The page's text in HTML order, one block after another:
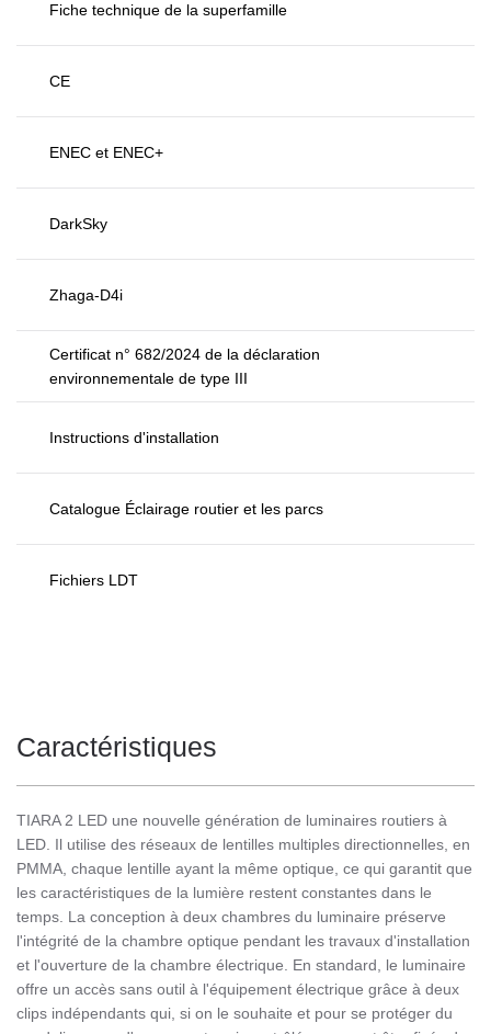
Fiche technique de la superfamille
CE
ENEC et ENEC+
DarkSky
Zhaga-D4i
Certificat n° 682/2024 de la déclaration
environnementale de type III
Instructions d'installation
Catalogue Éclairage routier et les parcs
Fichiers LDT
Caractéristiques
TIARA 2 LED une nouvelle génération de luminaires routiers à
LED. Il utilise des réseaux de lentilles multiples directionnelles, en
PMMA, chaque lentille ayant la même optique, ce qui garantit que
les caractéristiques de la lumière restent constantes dans le
temps. La conception à deux chambres du luminaire préserve
l'intégrité de la chambre optique pendant les travaux d'installation
et l'ouverture de la chambre électrique. En standard, le luminaire
offre un accès sans outil à l'équipement électrique grâce à deux
clips indépendants qui, si on le souhaite et pour se protéger du